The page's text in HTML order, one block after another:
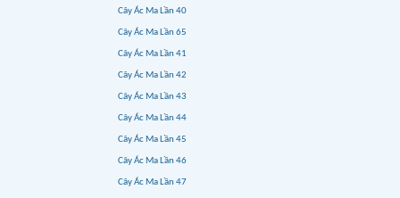
Cây Ác Ma Lần 40
Cây Ác Ma Lần 65
Cây Ác Ma Lần 41
Cây Ác Ma Lần 42
Cây Ác Ma Lần 43
Cây Ác Ma Lần 44
Cây Ác Ma Lần 45
Cây Ác Ma Lần 46
Cây Ác Ma Lần 47